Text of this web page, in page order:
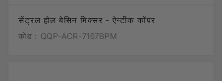
सेंट्रल होल बेसिन मिक्सर - ऐन्टीक कॉपर
कोड : QQP-ACR-7167BPM